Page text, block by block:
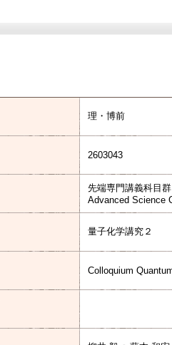
理・博前
2603043
先端専門講義科目
Advanced Science
量子化学講究２
Colloquium